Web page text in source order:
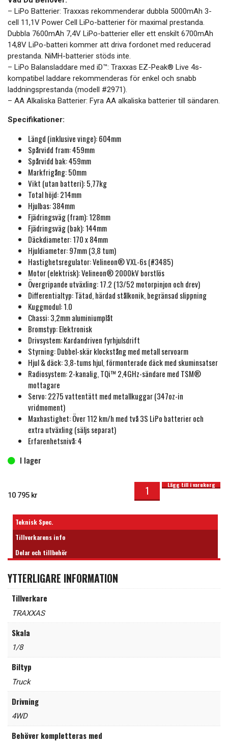
– LiPo Batterier: Traxxas rekommenderar dubbla 5000mAh 3-
cell 11,1V Power Cell LiPo-batterier för maximal prestanda.
Dubbla 7600mAh 7,4V LiPo-batterier eller ett enskilt 6700mAh
14,8V LiPo-batteri kommer att driva fordonet med reducerad
prestanda. NiMH-batterier stöds inte.
– LiPo Balansladdare med iD™: Traxxas EZ-Peak® Live 4s-
kompatibel laddare rekommenderas för enkel och snabb
laddningsprestanda (modell #2971).
– AA Alkaliska Batterier: Fyra AA alkaliska batterier till sändaren.
Specifikationer:
Längd (inklusive vinge): 604mm
Spårvidd fram: 459mm
Spårvidd bak: 459mm
Markfrigång: 50mm
Vikt (utan batteri): 5,77kg
Total höjd: 214mm
Hjulbas: 384mm
Fjädringsväg (fram): 128mm
Fjädringsväg (bak): 144mm
Däckdiameter: 170 x 84mm
Hjuldiameter: 97mm (3,8 tum)
Hastighetsregulator: Velineon® VXL-6s (#3485)
Motor (elektrisk): Velineon® 2000kV borstlös
Övergripande utväxling: 17.2 (13/52 motorpinjon och drev)
Differentialtyp: Tätad, härdad stålkonik, begränsad slippning
Kuggmodul: 1.0
Chassi: 3,2mm aluminiumplåt
Bromstyp: Elektronisk
Drivsystem: Kardandriven fyrhjulsdrift
Styrning: Dubbel-skär klockstång med metall servoarm
Hjul & däck: 3,8-tums hjul, förmonterade däck med skuminsatser
Radiosystem: 2-kanalig, TQi™ 2,4GHz-sändare med TSM®
mottagare
Servo: 2275 vattentätt med metallkuggar (347oz-in
vridmoment)
Maxhastighet: Över 112 km/h med två 3S LiPo batterier och
extra utväxling (säljs separat)
Erfarenhetsnivå: 4
I lager
10 795 kr
I lager
Traxxas Sledge 1/8 Truck 6s Belted Röd mängd Lägg till i varukorg
Teknisk Spec.
Tillverkarens info
Delar och tillbehör
YTTERLIGARE INFORMATION
Tillverkare
TRAXXAS
Skala
1/8
Biltyp
Truck
Drivning
4WD
Behöver kompletteras med